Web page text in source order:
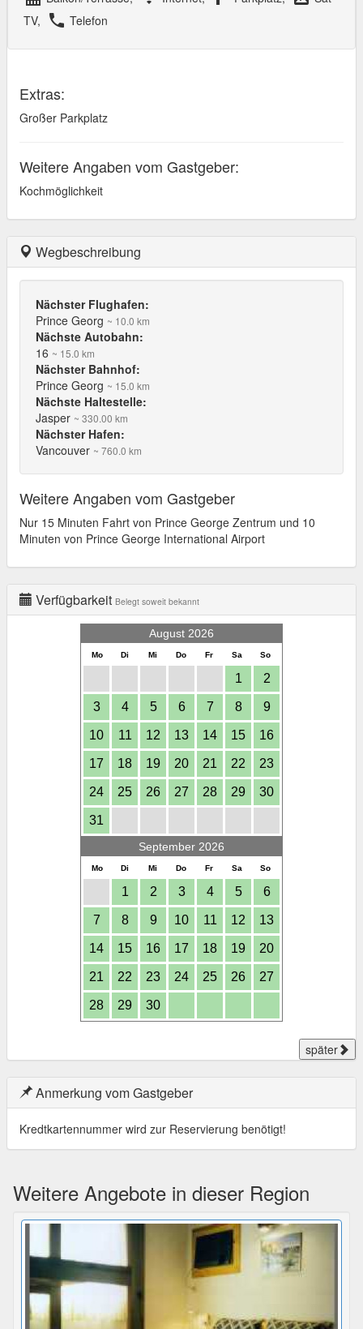
TV, local_phone Telefon
Extras:
Großer Parkplatz
Weitere Angaben vom Gastgeber:
Kochmöglichkeit
Wegbeschreibung
Nächster Flughafen:
Prince Georg ~ 10.0 km
Nächste Autobahn:
16 ~ 15.0 km
Nächster Bahnhof:
Prince Georg ~ 15.0 km
Nächste Haltestelle:
Jasper ~ 330.00 km
Nächster Hafen:
Vancouver ~ 760.0 km
Weitere Angaben vom Gastgeber
Nur 15 Minuten Fahrt von Prince George Zentrum und 10
Minuten von Prince George International Airport
Verfügbarkeit Belegt soweit bekannt
August 2026
Mo Di Mi Do Fr Sa So
1 2
3 4 5 6 7 8 9
10 11 12 13 14 15 16
17 18 19 20 21 22 23
24 25 26 27 28 29 30
31
September 2026
Mo Di Mi Do Fr Sa So
1 2 3 4 5 6
7 8 9 10 11 12 13
14 15 16 17 18 19 20
21 22 23 24 25 26 27
28 29 30
später
Anmerkung vom Gastgeber
Kredtkartennummer wird zur Reservierung benötigt!
Weitere Angebote in dieser Region